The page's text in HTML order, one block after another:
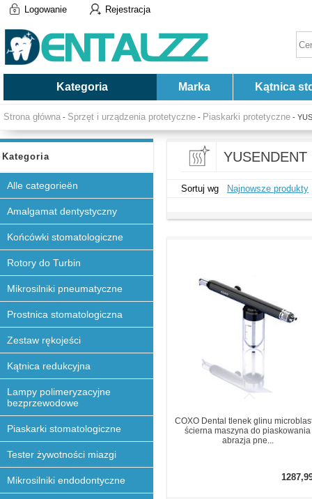
Logowanie Rejestracja
Kategoria Marka Kątnica
Strona główna - Sprzęt i urządzenia protetyczne - Piaskarki protetyczne -
Kategoria
Alle categorieën
Amalgamat dentystyczny
Końcówki stomatologiczne
Rotory do Turbin
Mikrosilniki pneumatyczne
Prostnica stomatologiczna
Zestaw rękojeści
Kątnica redukcyjna
Lampy polimeryzacyjne
bezprzewodowe
Piaskarki stomatologiczne
Tester żywotności miazgi
Mikrosilniki endodontyczne
YUSENDENT
Sortuj wg Najnowsze produkty
COXO Dental tlenek glinu
ścierna maszyna do piaskowania
abrazja pne...